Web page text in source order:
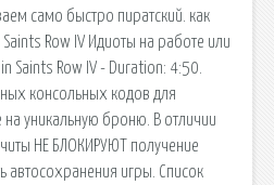
само быстро пиратский. как
Row IV Идиоты на работе или
Saints Row IV - Duration: 4:50.
консольных кодов для
на уникальную броню. В отличии
читы НЕ БЛОКИРУЮТ получение
автосохранения игры. Список